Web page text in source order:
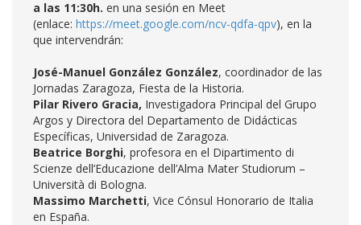
a las 11:30h. en una sesión en Meet
(enlace: https://meet.google.com/ncv-qdfa-qpv), en la
que intervendrán:
José-Manuel González González, coordinador de las
Jornadas Zaragoza, Fiesta de la Historia.
Pilar Rivero Gracia, Investigadora Principal del Grupo
Argos y Directora del Departamento de Didácticas
Específicas, Universidad de Zaragoza.
Beatrice Borghi, profesora en el Dipartimento di
Scienze dell’Educazione dell’Alma Mater Studiorum –
Università di Bologna.
Massimo Marchetti, Vice Cónsul Honorario de Italia
en España.